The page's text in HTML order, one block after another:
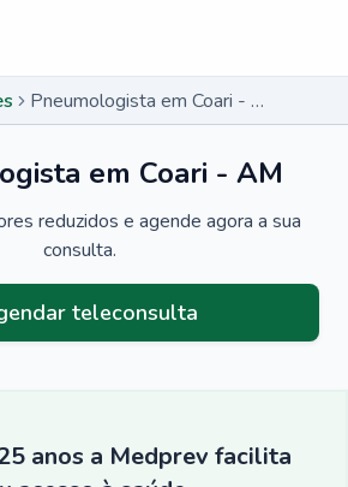
Pneumologista em Coari - AM
em Coari - AM
reduzidos e agende agora a sua
consulta.
teleconsulta
anos a Medprev facilita